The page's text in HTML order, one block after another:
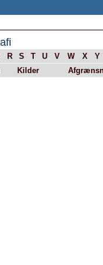
R S T U V W X Y
Kilder